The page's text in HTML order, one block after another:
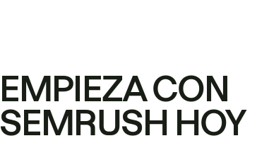
EMPIEZA CON
SEMRUSH HOY